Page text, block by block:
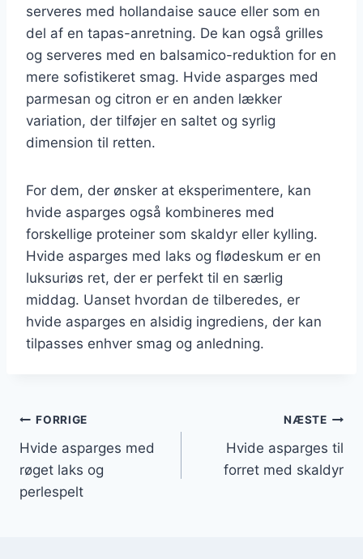
serveres med hollandaise sauce eller som en
del af en tapas-anretning. De kan også grilles
og serveres med en balsamico-reduktion for en
mere sofistikeret smag. Hvide asparges med
parmesan og citron er en anden lækker
variation, der tilføjer en saltet og syrlig
dimension til retten.
For dem, der ønsker at eksperimentere, kan
hvide asparges også kombineres med
forskellige proteiner som skaldyr eller kylling.
Hvide asparges med laks og flødeskum er en
luksuriøs ret, der er perfekt til en særlig
middag. Uanset hvordan de tilberedes, er
hvide asparges en alsidig ingrediens, der kan
tilpasses enhver smag og anledning.
Indlægsnavigation
FORRIGE
Hvide asparges med
røget laks og
perlespelt
NÆSTE
Hvide asparges til
forret med skaldyr